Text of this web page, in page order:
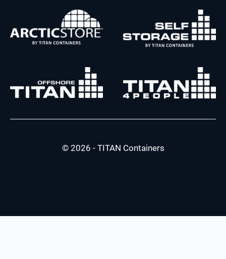
© 2026 - TITAN Containers